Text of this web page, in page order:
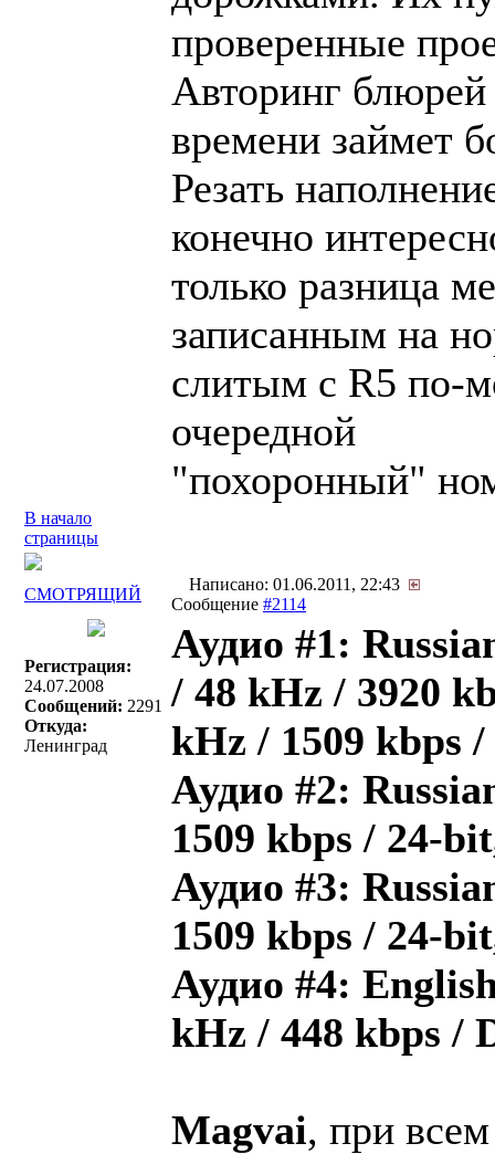
проверенные
Авторинг блюрей
времени займет
Резать
конечно
только разница
записанным на
слитым с R5 по-
очередной
"похоронный"
В начало
страницы
СМОТРЯЩИЙ
Написано: 01.06.2011, 22:43
Сообщение #2114
Регистрация:
24.07.2008
Сообщений: 2291
Откуда:
Ленинград
Аудио #1:
/ 48 kHz / 3920
kHz / 1509 kbps
Аудио #2:
1509 kbps / 24-
Аудио #3:
1509 kbps / 24-
Аудио #4:
kHz / 448 kbps /
Magvai, при